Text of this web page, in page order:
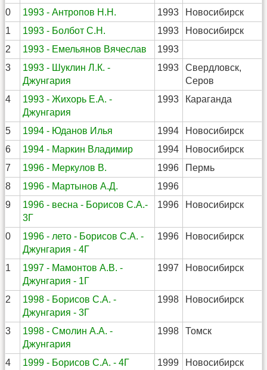
40
1993 - Антропов Н.Н. 1993
Новосибирск
41
1993 - Болбот С.Н. 1993
Новосибирск
42
1993 - Емельянов Вячеслав
1993
43
1993 - Шуклин Л.К. -
Джунгария
1993
Свердловск,
Серов
44
1993 - Жихорь Е.А. -
Джунгария
1993 Караганда
45 1994 - Юданов Илья 1994
Новосибирск
46
1994 - Маркин Владимир 1994
Новосибирск
47
1996 - Меркулов В. 1996
Пермь
48
1996 - Мартынов А.Д.
1996
49
1996 - весна - Борисов С.А.-
3Г
1996 Новосибирск
50
1996 - лето - Борисов С.А. -
Джунгария - 4Г
1996 Новосибирск
51
1997 - Мамонтов А.В. -
Джунгария - 1Г
1997 Новосибирск
52
1998 - Борисов С.А. -
Джунгария - 3Г
1998 Новосибирск
53
1998 - Смолин А.А. -
Джунгария
1998 Томск
54 1999 - Борисов С.А. - 4Г 1999
Новосибирск